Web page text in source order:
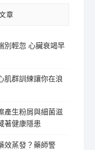
章
別輕忽 心臟衰竭早
肌群訓練讓你在浪
產生粉屑與細菌滋
著健康隱患
效蒸發？藥師警